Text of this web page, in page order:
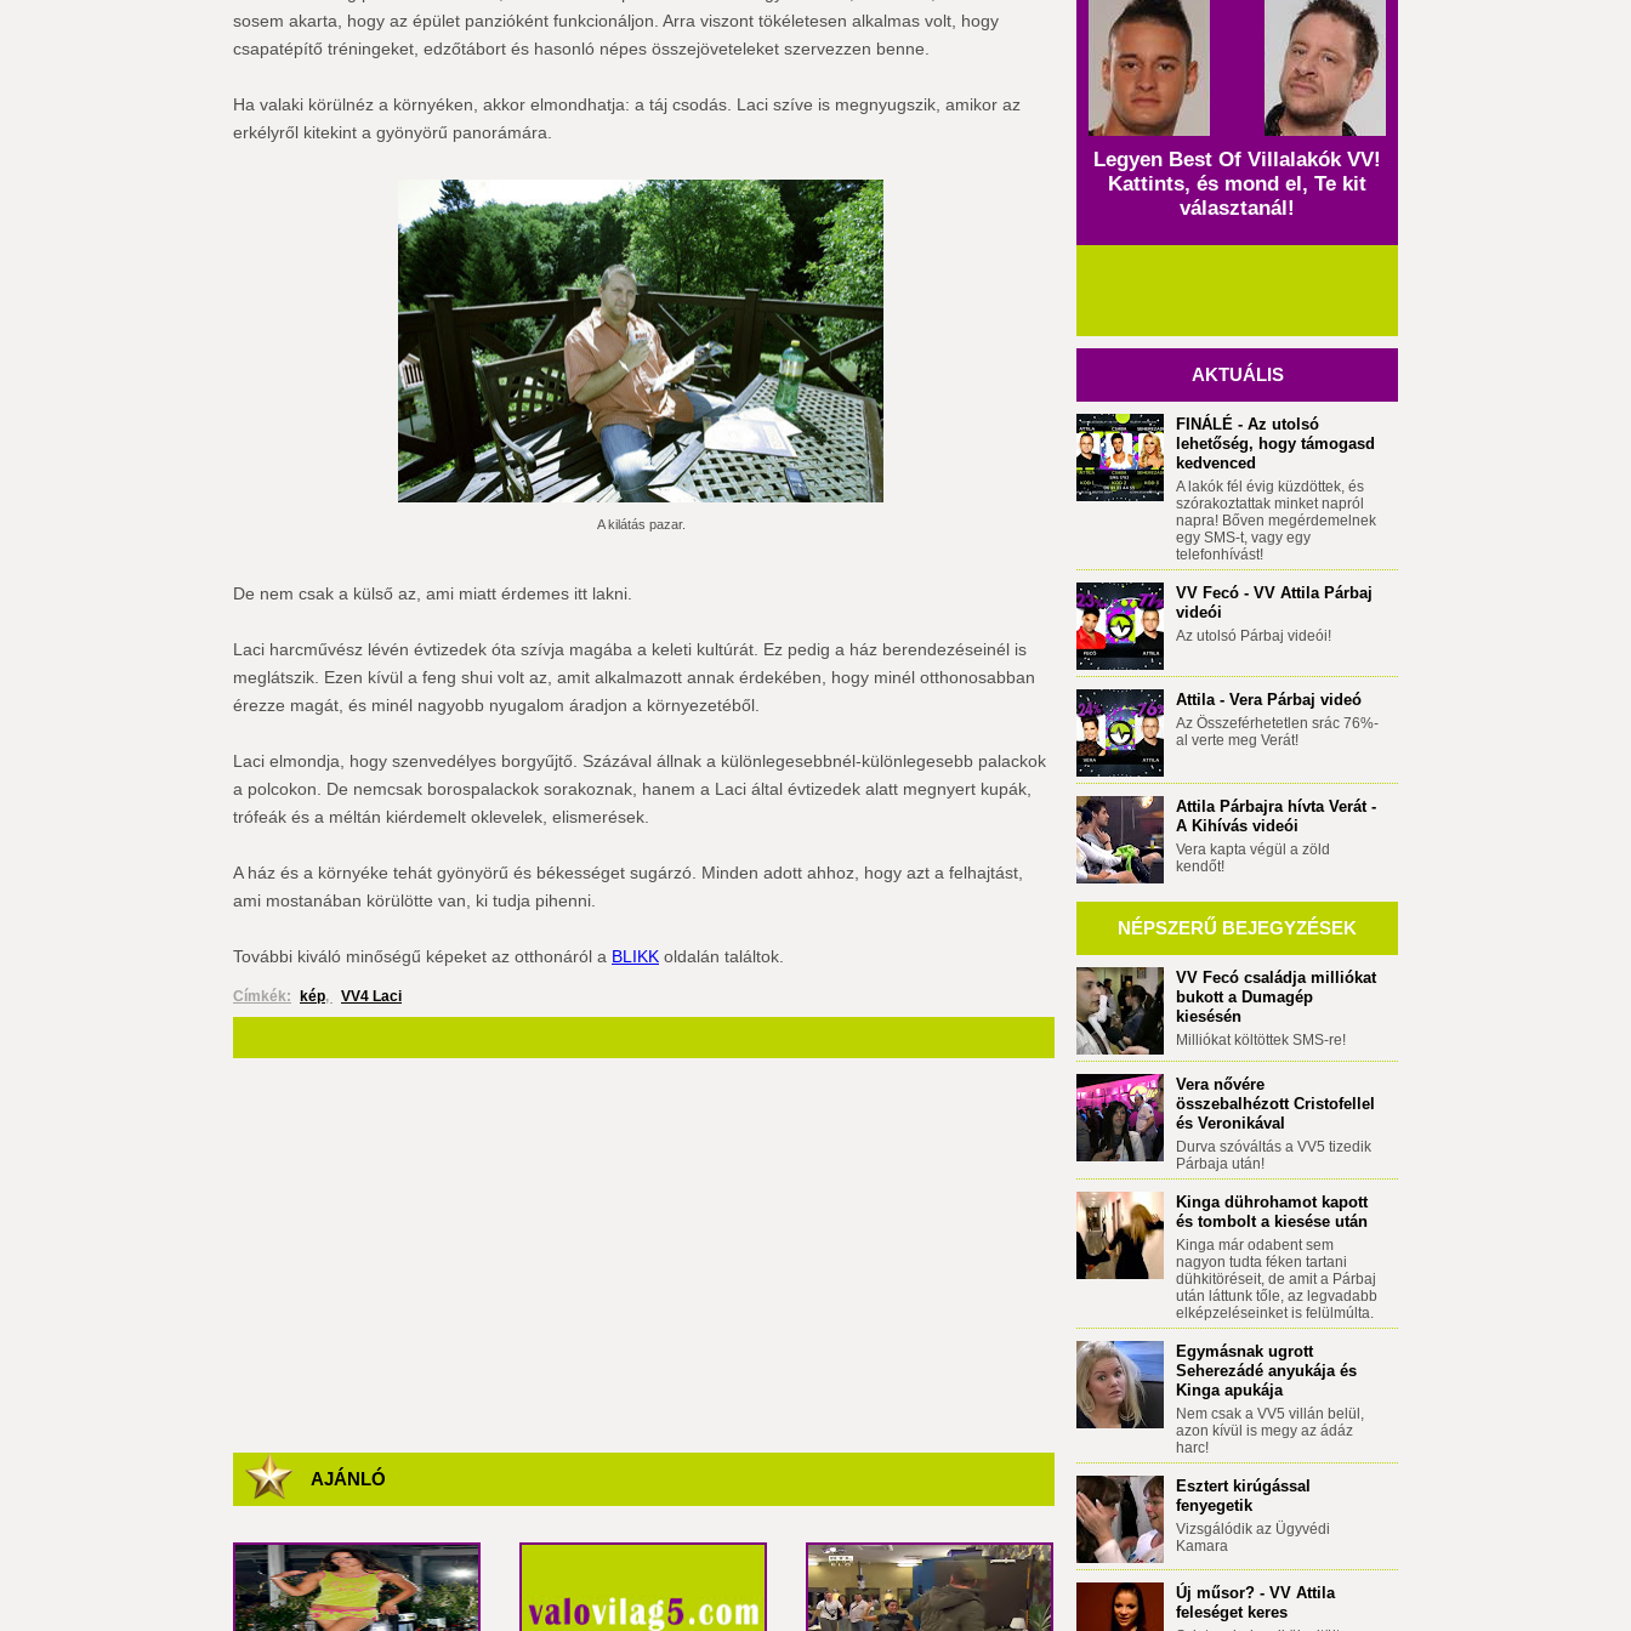
sosem akarta, hogy az épület panzióként funkcionáljon. Arra viszont tökéletesen alkalmas volt, hogy
csapatépítő tréningeket, edzőtábort és hasonló népes összejöveteleket szervezzen benne.
Ha valaki körülnéz a környéken, akkor elmondhatja: a táj csodás. Laci szíve is megnyugszik, amikor az
erkélyről kitekint a gyönyörű panorámára.
A kilátás pazar.
De nem csak a külső az, ami miatt érdemes itt lakni.
Laci harcművész lévén évtizedek óta szívja magába a keleti kultúrát. Ez pedig a ház berendezéseinél is
meglátszik. Ezen kívül a feng shui volt az, amit alkalmazott annak érdekében, hogy minél otthonosabban
érezze magát, és minél nagyobb nyugalom áradjon a környezetéből.
Laci elmondja, hogy szenvedélyes borgyűjtő. Százával állnak a különlegesebbnél-különlegesebb palackok
a polcokon. De nemcsak borospalackok sorakoznak, hanem a Laci által évtizedek alatt megnyert kupák,
trófeák és a méltán kiérdemelt oklevelek, elismerések.
A ház és a környéke tehát gyönyörű és békességet sugárzó. Minden adott ahhoz, hogy azt a felhajtást,
ami mostanában körülötte van, ki tudja pihenni.
További kiváló minőségű képeket az otthonáról a BLIKK oldalán találtok.
Címkék: kép, VV4 Laci
AJÁNLÓ
Legyen Best Of Villalakók VV!
Kattints, és mond el, Te kit
választanál!
AKTUÁLIS
FINÁLÉ - Az utolsó
lehetőség, hogy támogasd
kedvenced
A lakók fél évig küzdöttek, és
szórakoztattak minket napról
napra! Bőven megérdemelnek
egy SMS-t, vagy egy
telefonhívást!
VV Fecó - VV Attila Párbaj
videói
Az utolsó Párbaj videói!
Attila - Vera Párbaj videó
Az Összeférhetetlen srác 76%-
al verte meg Verát!
Attila Párbajra hívta Verát -
A Kihívás videói
Vera kapta végül a zöld
kendőt!
NÉPSZERŰ BEJEGYZÉSEK
VV Fecó családja milliókat
bukott a Dumagép
kiesésén
Milliókat költöttek SMS-re!
Vera nővére
összebalhézott Cristofellel
és Veronikával
Durva szóváltás a VV5 tizedik
Párbaja után!
Kinga dührohamot kapott
és tombolt a kiesése után
Kinga már odabent sem
nagyon tudta féken tartani
dühkitöréseit, de amit a Párbaj
után láttunk tőle, az legvadabb
elképzeléseinket is felülmúlta.
Egymásnak ugrott
Seherezádé anyukája és
Kinga apukája
Nem csak a VV5 villán belül,
azon kívül is megy az ádáz
harc!
Esztert kirúgással
fenyegetik
Vizsgálódik az Ügyvédi
Kamara
Új műsor? - VV Attila
feleséget keres